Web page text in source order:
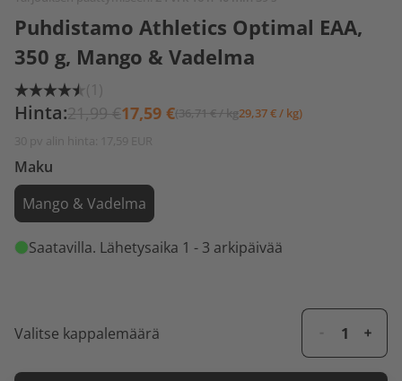
Puhdistamo Athletics Optimal EAA,
350 g, Mango & Vadelma
(1)
Hinta:21,99 €17,59 €(36,71 € / kg29,37 € / kg)
30 pv alin hinta: 17,59 EUR
Maku
Mango & Vadelma
Saatavilla. Lähetysaika 1 - 3 arkipäivää
Valitse kappalemäärä